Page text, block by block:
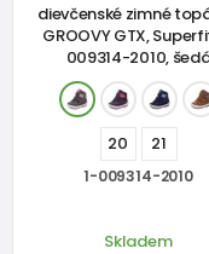
dievčenské zimné
GROOVY GTX,
009314-2010,
20 21
1-009314-2010
Skladem